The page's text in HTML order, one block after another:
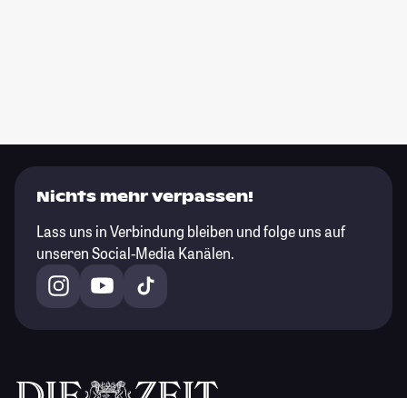
Nichts mehr verpassen!
Lass uns in Verbindung bleiben und folge uns auf
unseren Social-Media Kanälen.